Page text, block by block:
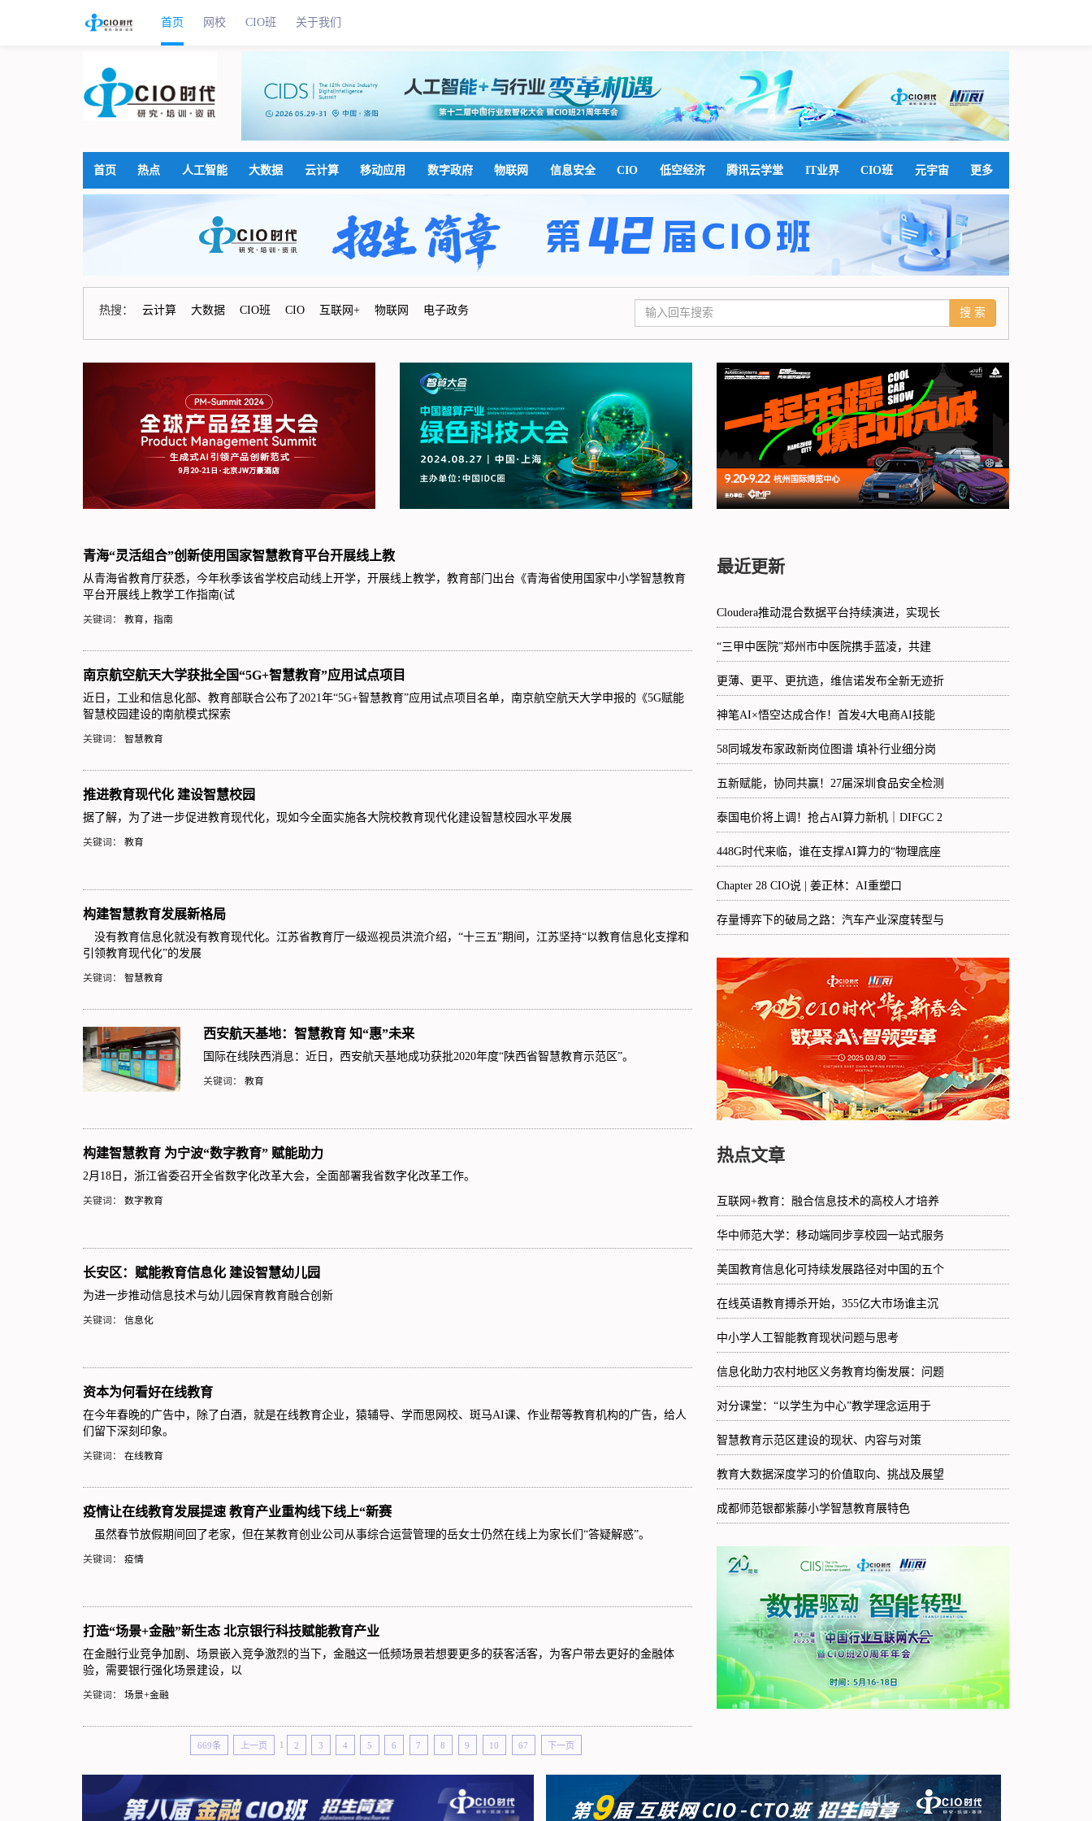
首页 网校 CIO班 关于我们
首页 热点 人工智能 大数据 云计算 移动应用 数字政府 物联网 信息安全 CIO 低空经济 腾讯云学堂 IT业界 CIO班 元宇宙 更多
热搜： 云计算 大数据 CIO班 CIO 互联网+ 物联网 电子政务
青海“灵活组合”创新使用国家智慧教育平台开展线上教
从青海省教育厅获悉，今年秋季该省学校启动线上开学，开展线上教学，教育部门出台《青海省使用国家中小学智慧教育
平台开展线上教学工作指南(试
关键词： 教育，指南
南京航空航天大学获批全国“5G+智慧教育”应用试点项目
近日，工业和信息化部、教育部联合公布了2021年“5G+智慧教育”应用试点项目名单，南京航空航天大学申报的《5G赋能
智慧校园建设的南航模式探索
关键词： 智慧教育
推进教育现代化 建设智慧校园
据了解，为了进一步促进教育现代化，现如今全面实施各大院校教育现代化建设智慧校园水平发展
关键词： 教育
构建智慧教育发展新格局
没有教育信息化就没有教育现代化。江苏省教育厅一级巡视员洪流介绍，“十三五”期间，江苏坚持“以教育信息化支撑和
引领教育现代化”的发展
关键词： 智慧教育
西安航天基地：智慧教育 知“惠”未来
国际在线陕西消息：近日，西安航天基地成功获批2020年度“陕西省智慧教育示范区”。
关键词： 教育
构建智慧教育 为宁波“数字教育” 赋能助力
2月18日，浙江省委召开全省数字化改革大会，全面部署我省数字化改革工作。
关键词： 数字教育
长安区：赋能教育信息化 建设智慧幼儿园
为进一步推动信息技术与幼儿园保育教育融合创新
关键词： 信息化
资本为何看好在线教育
在今年春晚的广告中，除了白酒，就是在线教育企业，猿辅导、学而思网校、斑马AI课、作业帮等教育机构的广告，给人
们留下深刻印象。
关键词： 在线教育
疫情让在线教育发展提速 教育产业重构线下线上“新赛
虽然春节放假期间回了老家，但在某教育创业公司从事综合运营管理的岳女士仍然在线上为家长们“答疑解惑”。
关键词： 疫情
打造“场景+金融”新生态 北京银行科技赋能教育产业
在金融行业竞争加剧、场景嵌入竞争激烈的当下，金融这一低频场景若想要更多的获客活客，为客户带去更好的金融体
验，需要银行强化场景建设，以
关键词： 场景+金融
669条 上一页 1 2 3 4 5 6 7 8 9 10 67 下一页
最近更新
Cloudera推动混合数据平台持续演进，实现长
“三甲中医院”郑州市中医院携手蓝凌，共建
更薄、更平、更抗造，维信诺发布全新无迹折
神笔AI×悟空达成合作！首发4大电商AI技能
58同城发布家政新岗位图谱 填补行业细分岗
五新赋能，协同共赢！27届深圳食品安全检测
泰国电价将上调！抢占AI算力新机｜DIFGC 2
448G时代来临，谁在支撑AI算力的“物理底座
Chapter 28 CIO说 | 姜正林：AI重塑口
存量博弈下的破局之路：汽车产业深度转型与
热点文章
互联网+教育：融合信息技术的高校人才培养
华中师范大学：移动端同步享校园一站式服务
美国教育信息化可持续发展路径对中国的五个
在线英语教育搏杀开始，355亿大市场谁主沉
中小学人工智能教育现状问题与思考
信息化助力农村地区义务教育均衡发展：问题
对分课堂：“以学生为中心”教学理念运用于
智慧教育示范区建设的现状、内容与对策
教育大数据深度学习的价值取向、挑战及展望
成都师范银都紫藤小学智慧教育展特色